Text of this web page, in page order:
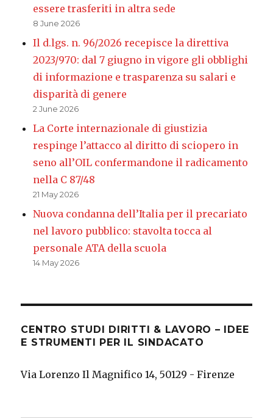
essere trasferiti in altra sede
8 June 2026
Il d.lgs. n. 96/2026 recepisce la direttiva
2023/970: dal 7 giugno in vigore gli obblighi
di informazione e trasparenza su salari e
disparità di genere
2 June 2026
La Corte internazionale di giustizia
respinge l’attacco al diritto di sciopero in
seno all’OIL confermandone il radicamento
nella C 87/48
21 May 2026
Nuova condanna dell’Italia per il precariato
nel lavoro pubblico: stavolta tocca al
personale ATA della scuola
14 May 2026
CENTRO STUDI DIRITTI & LAVORO – IDEE
E STRUMENTI PER IL SINDACATO
Via Lorenzo Il Magnifico 14, 50129 - Firenze